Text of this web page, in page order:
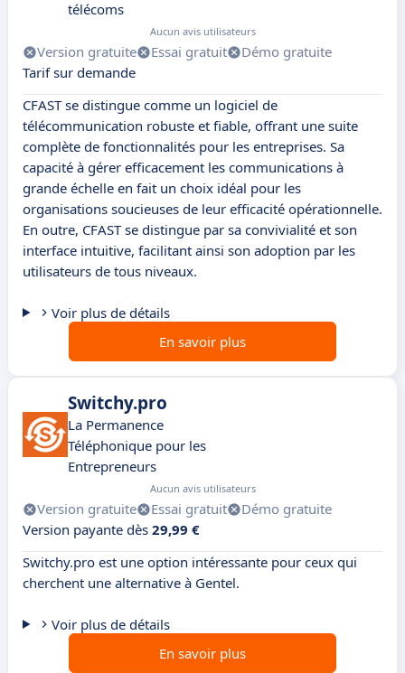
télécoms
Aucun avis utilisateurs
Version gratuite Essai gratuit
Démo gratuite
Tarif sur demande
CFAST se distingue comme un logiciel de
télécommunication robuste et fiable, offrant une suite
complète de fonctionnalités pour les entreprises. Sa
capacité à gérer efficacement les communications à
grande échelle en fait un choix idéal pour les
organisations soucieuses de leur efficacité opérationnelle.
En outre, CFAST se distingue par sa convivialité et son
interface intuitive, facilitant ainsi son adoption par les
utilisateurs de tous niveaux.
Voir plus de détails
En savoir plus
Switchy.pro
La Permanence
Téléphonique pour les
Entrepreneurs
Aucun avis utilisateurs
Version gratuite Essai gratuit
Démo gratuite
Version payante dès 29,99 €
Switchy.pro est une option intéressante pour ceux qui
cherchent une alternative à Gentel.
Voir plus de détails
En savoir plus